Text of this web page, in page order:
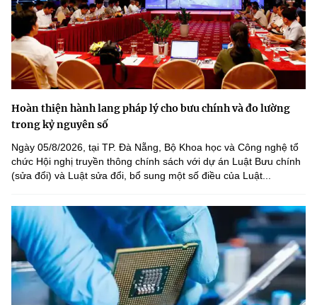
Hoàn thiện hành lang pháp lý cho bưu chính và đo lường
trong kỷ nguyên số
Ngày 05/8/2026, tại TP. Đà Nẵng, Bộ Khoa học và Công nghệ tổ
chức Hội nghị truyền thông chính sách với dự án Luật Bưu chính
(sửa đổi) và Luật sửa đổi, bổ sung một số điều của Luật...